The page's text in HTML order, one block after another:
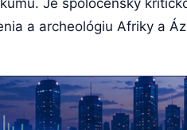
Je spoločensky
a archeológiu Afriky a